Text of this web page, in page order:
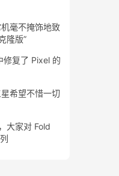
毫不掩饰地致
隆版”
复了 Pixel 的
希望不惜一切
大家对 Fold